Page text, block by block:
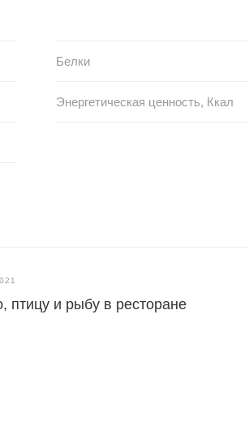
Белки
Энергетическая ценность, Ккал
птицу и рыбу в ресторане